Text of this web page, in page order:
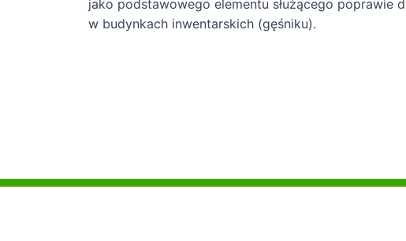
jako podstawowego elementu służącego poprawie
w budynkach inwentarskich (gęśniku).